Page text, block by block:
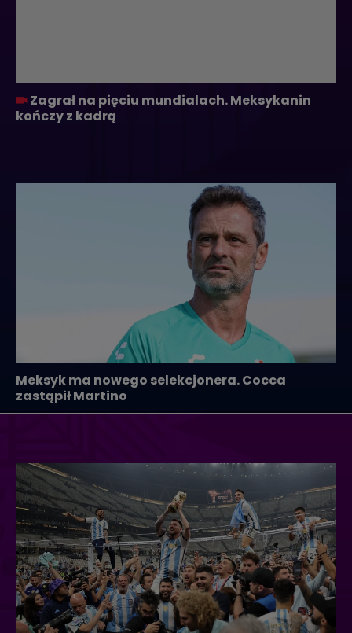
Zagrał na pięciu mundialach. Meksykanin
kończy z kadrą
Meksyk ma nowego selekcjonera. Cocca
zastąpił Martino